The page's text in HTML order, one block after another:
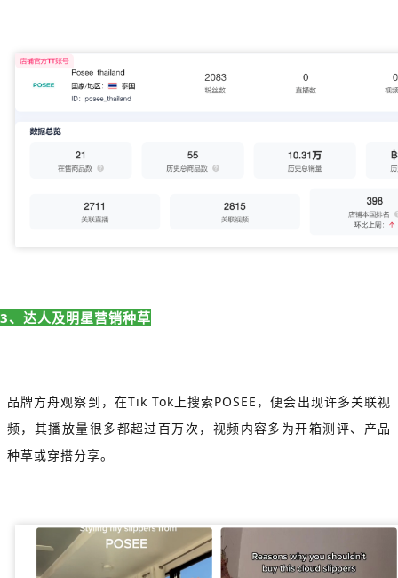
3、达人及明星营销种草
品牌方舟观察到，在Tik Tok上搜索POSEE，便会出现许多关联视
频，其播放量很多都超过百万次，视频内容多为开箱测评、产品
种草或穿搭分享。